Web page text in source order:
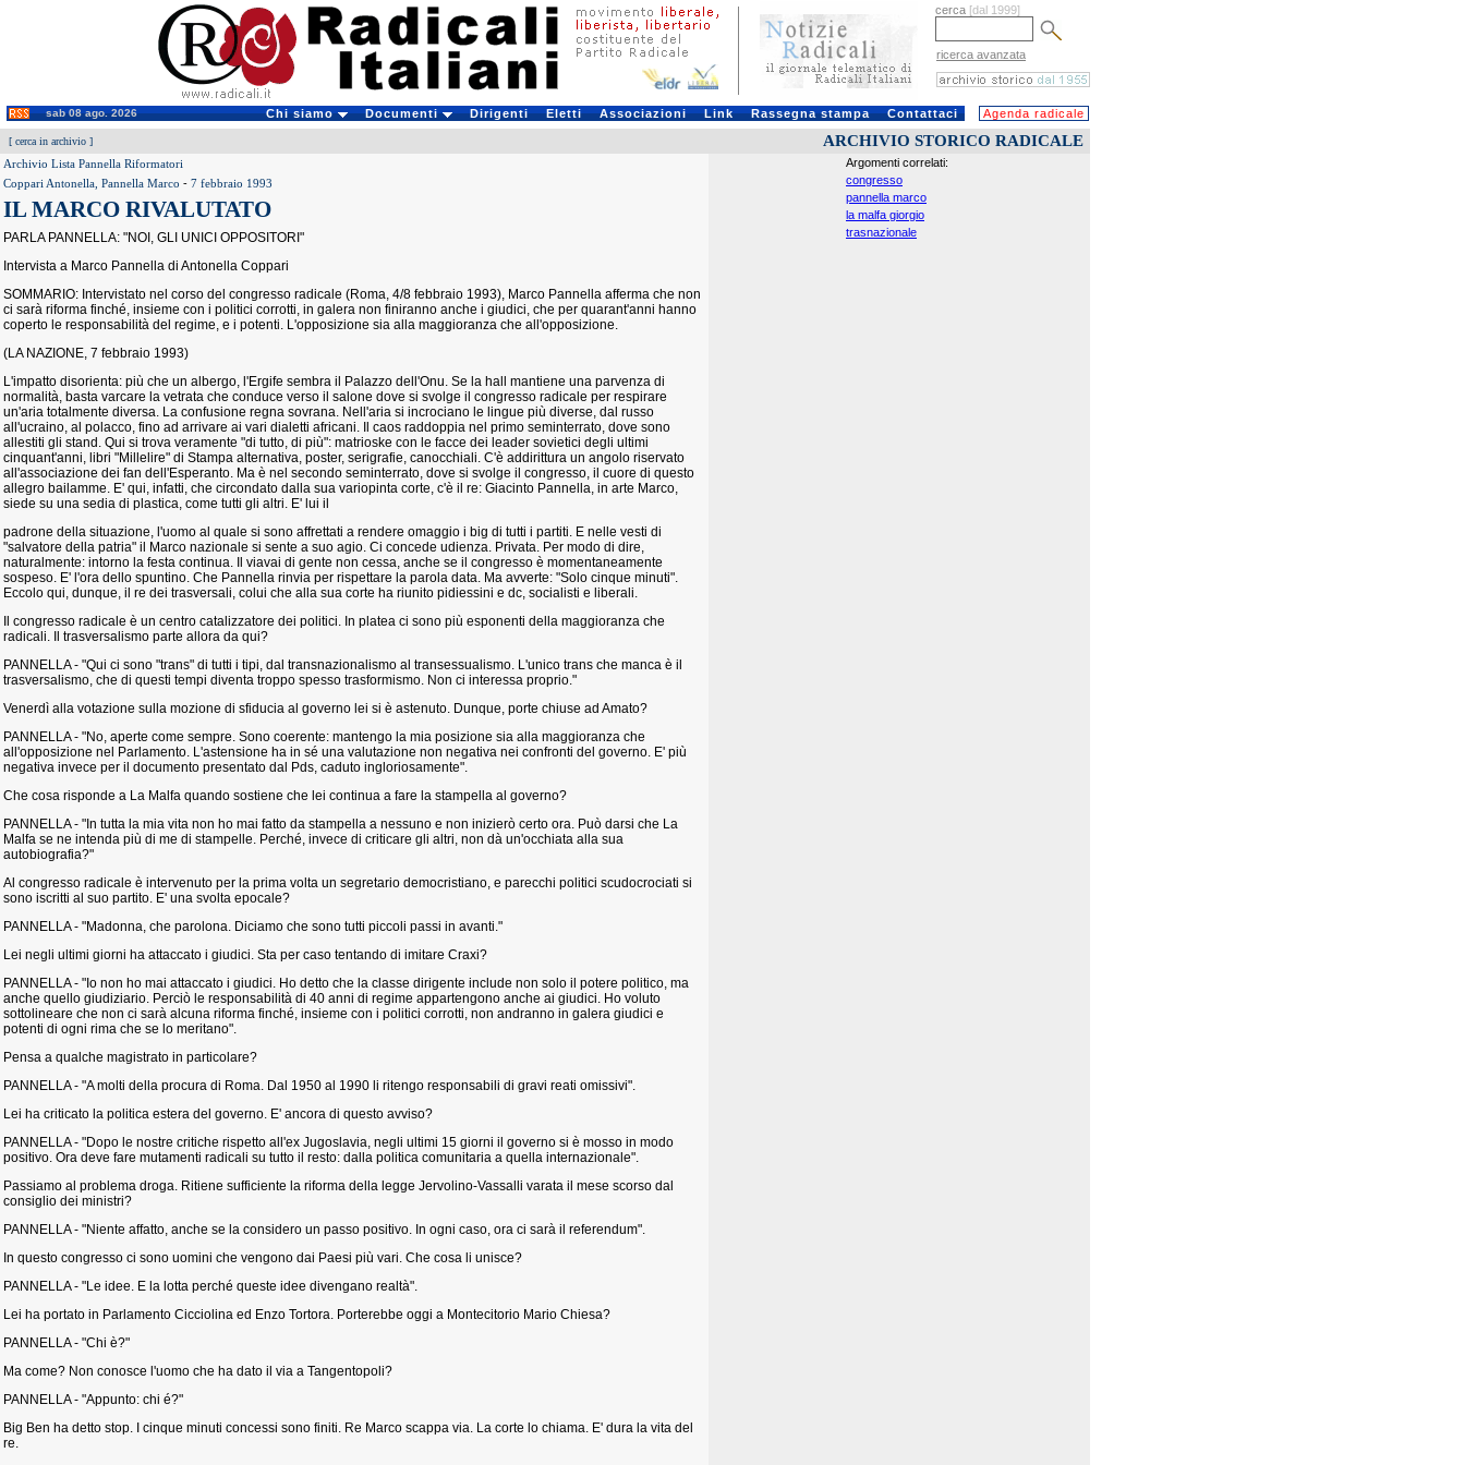
cerca [dal 1999]
ricerca avanzata
sab 08 ago. 2026 Chi siamo Documenti Dirigenti Eletti Associazioni Link Rassegna stampa Contattaci Agenda radicale
[ cerca in archivio ] ARCHIVIO STORICO RADICALE
Archivio Lista Pannella Riformatori
Coppari Antonella, Pannella Marco - 7 febbraio 1993
IL MARCO RIVALUTATO
PARLA PANNELLA: "NOI, GLI UNICI OPPOSITORI"
Intervista a Marco Pannella di Antonella Coppari
SOMMARIO: Intervistato nel corso del congresso radicale (Roma, 4/8 febbraio 1993), Marco Pannella afferma che non
ci sarà riforma finché, insieme con i politici corrotti, in galera non finiranno anche i giudici, che per quarant'anni hanno
coperto le responsabilità del regime, e i potenti. L'opposizione sia alla maggioranza che all'opposizione.
(LA NAZIONE, 7 febbraio 1993)
L'impatto disorienta: più che un albergo, l'Ergife sembra il Palazzo dell'Onu. Se la hall mantiene una parvenza di
normalità, basta varcare la vetrata che conduce verso il salone dove si svolge il congresso radicale per respirare
un'aria totalmente diversa. La confusione regna sovrana. Nell'aria si incrociano le lingue più diverse, dal russo
all'ucraino, al polacco, fino ad arrivare ai vari dialetti africani. Il caos raddoppia nel primo seminterrato, dove sono
allestiti gli stand. Qui si trova veramente "di tutto, di più": matrioske con le facce dei leader sovietici degli ultimi
cinquant'anni, libri "Millelire" di Stampa alternativa, poster, serigrafie, canocchiali. C'è addirittura un angolo riservato
all'associazione dei fan dell'Esperanto. Ma è nel secondo seminterrato, dove si svolge il congresso, il cuore di questo
allegro bailamme. E' qui, infatti, che circondato dalla sua variopinta corte, c'è il re: Giacinto Pannella, in arte Marco,
siede su una sedia di plastica, come tutti gli altri. E' lui il
padrone della situazione, l'uomo al quale si sono affrettati a rendere omaggio i big di tutti i partiti. E nelle vesti di
"salvatore della patria" il Marco nazionale si sente a suo agio. Ci concede udienza. Privata. Per modo di dire,
naturalmente: intorno la festa continua. Il viavai di gente non cessa, anche se il congresso è momentaneamente
sospeso. E' l'ora dello spuntino. Che Pannella rinvia per rispettare la parola data. Ma avverte: "Solo cinque minuti".
Eccolo qui, dunque, il re dei trasversali, colui che alla sua corte ha riunito pidiessini e dc, socialisti e liberali.
Il congresso radicale è un centro catalizzatore dei politici. In platea ci sono più esponenti della maggioranza che
radicali. Il trasversalismo parte allora da qui?
PANNELLA - "Qui ci sono "trans" di tutti i tipi, dal transnazionalismo al transessualismo. L'unico trans che manca è il
trasversalismo, che di questi tempi diventa troppo spesso trasformismo. Non ci interessa proprio."
Venerdì alla votazione sulla mozione di sfiducia al governo lei si è astenuto. Dunque, porte chiuse ad Amato?
PANNELLA - "No, aperte come sempre. Sono coerente: mantengo la mia posizione sia alla maggioranza che
all'opposizione nel Parlamento. L'astensione ha in sé una valutazione non negativa nei confronti del governo. E' più
negativa invece per il documento presentato dal Pds, caduto ingloriosamente".
Che cosa risponde a La Malfa quando sostiene che lei continua a fare la stampella al governo?
PANNELLA - "In tutta la mia vita non ho mai fatto da stampella a nessuno e non inizierò certo ora. Può darsi che La
Malfa se ne intenda più di me di stampelle. Perché, invece di criticare gli altri, non dà un'occhiata alla sua
autobiografia?"
Al congresso radicale è intervenuto per la prima volta un segretario democristiano, e parecchi politici scudocrociati si
sono iscritti al suo partito. E' una svolta epocale?
PANNELLA - "Madonna, che parolona. Diciamo che sono tutti piccoli passi in avanti."
Lei negli ultimi giorni ha attaccato i giudici. Sta per caso tentando di imitare Craxi?
PANNELLA - "Io non ho mai attaccato i giudici. Ho detto che la classe dirigente include non solo il potere politico, ma
anche quello giudiziario. Perciò le responsabilità di 40 anni di regime appartengono anche ai giudici. Ho voluto
sottolineare che non ci sarà alcuna riforma finché, insieme con i politici corrotti, non andranno in galera giudici e
potenti di ogni rima che se lo meritano".
Pensa a qualche magistrato in particolare?
PANNELLA - "A molti della procura di Roma. Dal 1950 al 1990 li ritengo responsabili di gravi reati omissivi".
Lei ha criticato la politica estera del governo. E' ancora di questo avviso?
PANNELLA - "Dopo le nostre critiche rispetto all'ex Jugoslavia, negli ultimi 15 giorni il governo si è mosso in modo
positivo. Ora deve fare mutamenti radicali su tutto il resto: dalla politica comunitaria a quella internazionale".
Passiamo al problema droga. Ritiene sufficiente la riforma della legge Jervolino-Vassalli varata il mese scorso dal
consiglio dei ministri?
PANNELLA - "Niente affatto, anche se la considero un passo positivo. In ogni caso, ora ci sarà il referendum".
In questo congresso ci sono uomini che vengono dai Paesi più vari. Che cosa li unisce?
PANNELLA - "Le idee. E la lotta perché queste idee divengano realtà".
Lei ha portato in Parlamento Cicciolina ed Enzo Tortora. Porterebbe oggi a Montecitorio Mario Chiesa?
PANNELLA - "Chi è?"
Ma come? Non conosce l'uomo che ha dato il via a Tangentopoli?
PANNELLA - "Appunto: chi é?"
Big Ben ha detto stop. I cinque minuti concessi sono finiti. Re Marco scappa via. La corte lo chiama. E' dura la vita del
re.
Argomenti correlati:
congresso
pannella marco
la malfa giorgio
trasnazionale